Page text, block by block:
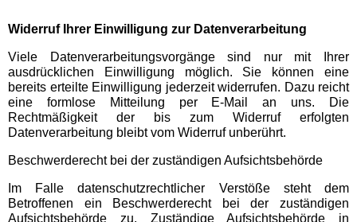
Phantasialand
potts park
Safariland Stukenbrock
Wunderland Kalkar
Widerruf Ihrer Einwilligung zur Datenverarbeitung
Viele Datenverarbeitungsvorgänge sind nur mit Ihrer
ausdrücklichen Einwilligung möglich. Sie können eine
bereits erteilte Einwilligung jederzeit widerrufen. Dazu reicht
eine formlose Mitteilung per E-Mail an uns. Die
Rechtmäßigkeit der bis zum Widerruf erfolgten
Datenverarbeitung bleibt vom Widerruf unberührt.
Beschwerderecht bei der zuständigen Aufsichtsbehörde
Im Falle datenschutzrechtlicher Verstöße steht dem
Betroffenen ein Beschwerderecht bei der zuständigen
Aufsichtsbehörde zu. Zuständige Aufsichtsbehörde in